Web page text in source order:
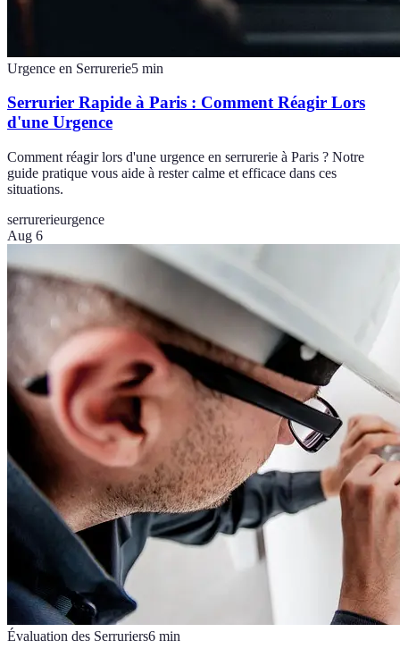
Urgence en Serrurerie5 min
Serrurier Rapide à Paris : Comment Réagir Lors
d'une Urgence
Comment réagir lors d'une urgence en serrurerie à Paris ? Notre
guide pratique vous aide à rester calme et efficace dans ces
situations.
serrurerieurgence
Aug 6
Évaluation des Serruriers6 min